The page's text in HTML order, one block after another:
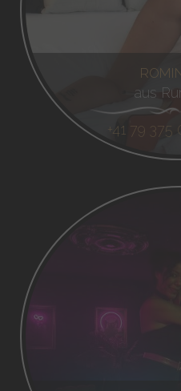
aus
+41 79 375